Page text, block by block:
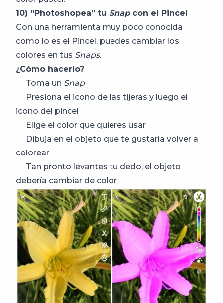
10) “Photoshopea” tu Snapcon el Pincel
Con una herramienta muy poco conocida
como lo es el Pincel, puedes cambiar los
colores en tus Snaps.
¿Cómo hacerlo?
Toma un Snap
Presiona el icono de las tijeras y luego el
icono del pincel
Elige el color que quieres usar
Dibuja en el objeto que te gustaría volver a
colorear
Tan pronto levantes tu dedo, el objeto
debería cambiar de color